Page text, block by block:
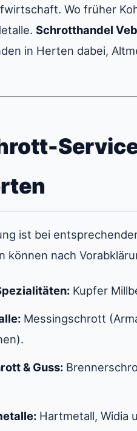
Wo früher
Schrotthandel
in Herten dabei,
ist bei
können nach
Kupfer
Messingschrott
& Guss:
Hartmetall, Widia